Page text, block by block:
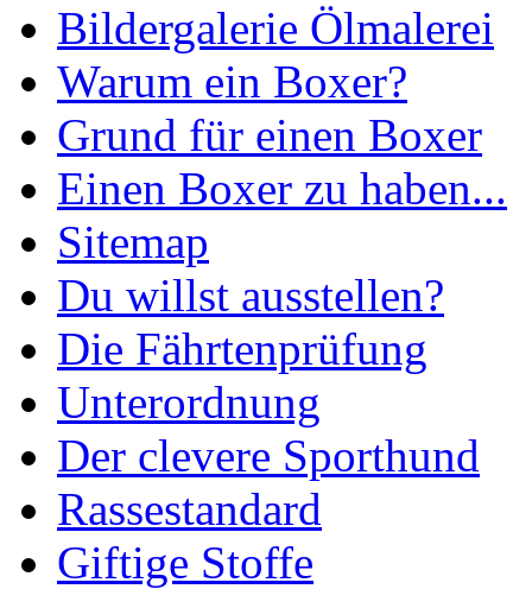
Bildergalerie Ölmalerei
Warum ein Boxer?
Grund für einen Boxer
Einen Boxer zu haben...
Sitemap
Du willst ausstellen?
Die Fährtenprüfung
Unterordnung
Der clevere Sporthund
Rassestandard
Giftige Stoffe